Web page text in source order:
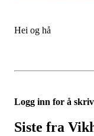
Hei og hå
Logg inn for å
Siste fra